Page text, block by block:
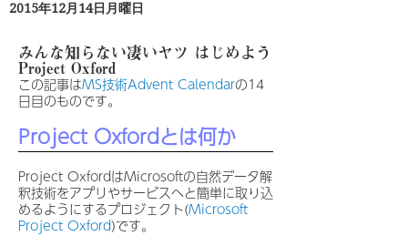
2015年12月14日月曜日
みんな知らない凄いヤツ はじめよう
Project Oxford
この記事はMS技術Advent Calendarの14
日目のものです。
Project Oxfordとは何か
Project OxfordはMicrosoftの自然データ解
釈技術をアプリやサービスへと簡単に取り込
めるようにするプロジェクト(Microsoft
Project Oxford)です。